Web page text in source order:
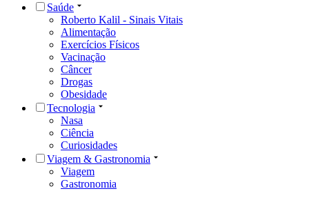
Saúde
Roberto Kalil - Sinais Vitais
Alimentação
Exercícios Físicos
Vacinação
Câncer
Drogas
Obesidade
Tecnologia
Nasa
Ciência
Curiosidades
Viagem & Gastronomia
Viagem
Gastronomia